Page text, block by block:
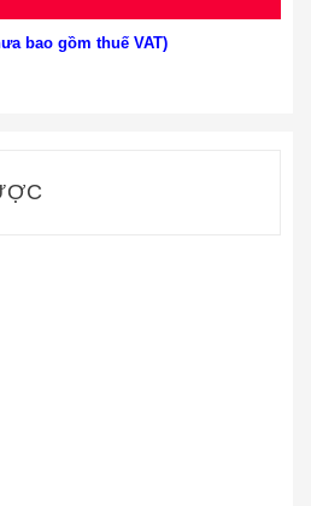
bao gồm thuế VAT)